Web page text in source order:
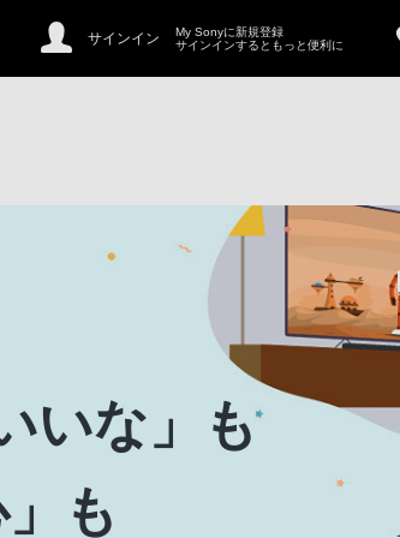
サインイン
My Sonyに新規登録
サインインするともっと便利に
いな」も
」も